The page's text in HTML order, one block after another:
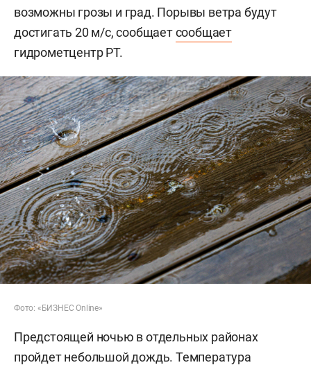
возможны грозы и град. Порывы ветра будут
достигать 20 м/с, сообщаетсообщает
гидрометцентр РТ.
Фото: «БИЗНЕС Online»
Предстоящей ночью в отдельных районах
пройдет небольшой дождь. Температура